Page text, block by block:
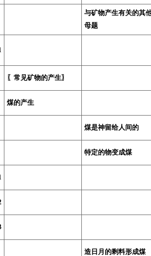
与矿物产生有关的其
母题
〖常见矿物的产生〗
煤的产生
煤是神留给人间的
特定的物变成煤
造日月的剩料形成煤